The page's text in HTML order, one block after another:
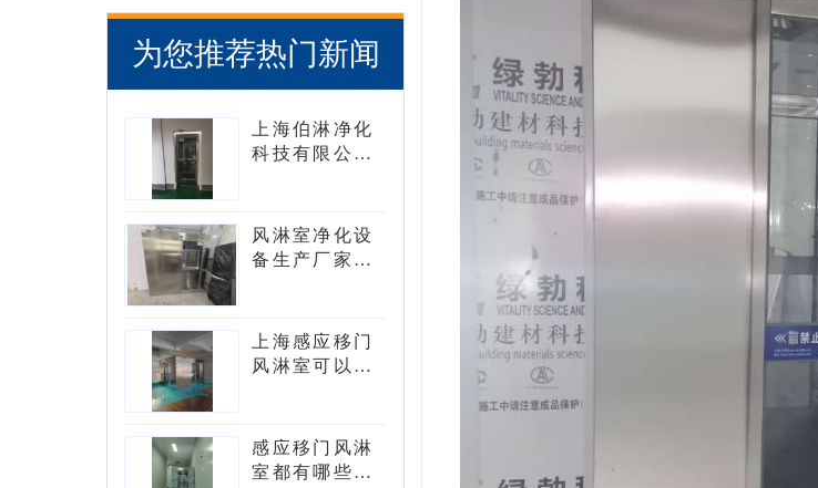
为您推荐热门新闻
上海伯淋净化
科技有限公司
风淋室净化设
备生产厂家可
上海感应移门
风淋室可以设
感应移门风淋
室都有哪些核